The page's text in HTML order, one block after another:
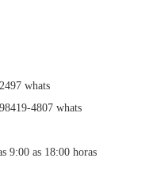
whats
4807 whats
9:00 as 18:00 horas